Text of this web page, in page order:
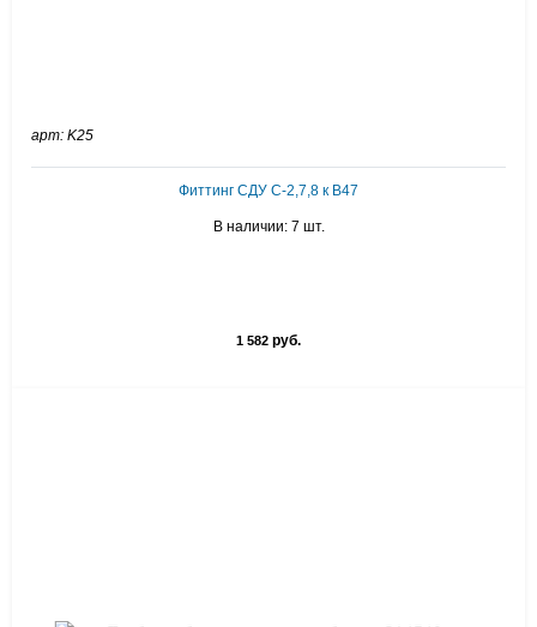
арт: K25
Фиттинг СДУ С-2,7,8 к В47
В наличии: 7 шт.
1 582 руб.